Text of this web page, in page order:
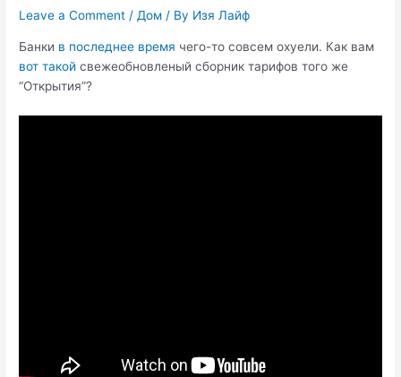
Leave a Comment /Дом / By Изя Лайф
Банки в последнее время чего-то совсем охуели. Как вам
вот такой свежеобновленый сборник тарифов того же
“Открытия”?